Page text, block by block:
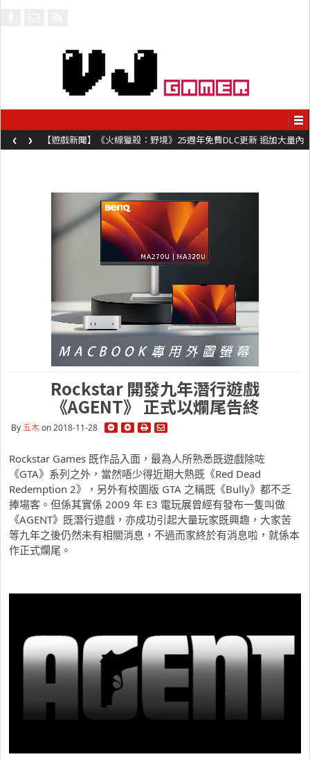
【遊戲新聞】《火線獵殺：野境》25週年免費DLC更新 追加大量內
容同時系舊作限時超平價折扣
‹ ›
Rockstar 開發九年潛行遊戲
《AGENT》 正式以爛尾告終
By五木on 2018-11-28
Rockstar Games 既作品入面，最為人所熟悉既遊戲除咗
《GTA》系列之外，當然唔少得近期大熱既《Red Dead
Redemption 2》，另外有校園版 GTA 之稱既《Bully》都不乏
捧場客。但係其實係 2009 年 E3 電玩展曾經有發布一隻叫做
《AGENT》既潛行遊戲，亦成功引起大量玩家既興趣，大家苦
等九年之後仍然未有相關消息，不過而家終於有消息啦，就係本
作正式爛尾。